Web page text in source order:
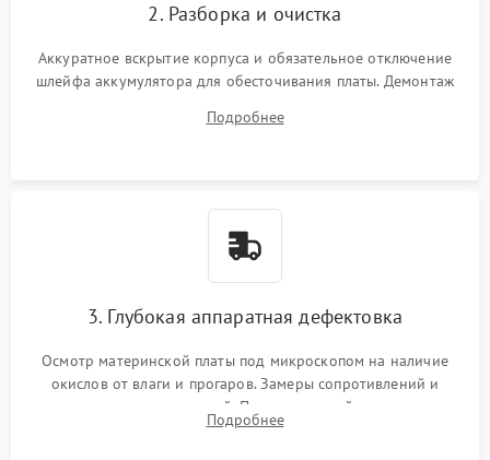
2. Разборка и очистка
Аккуратное вскрытие корпуса и обязательное отключение
шлейфа аккумулятора для обесточивания платы. Демонтаж
высохшей термопасты с кристаллов чипов.
Подробнее
3. Глубокая аппаратная дефектовка
Осмотр материнской платы под микроскопом на наличие
окислов от влаги и прогаров. Замеры сопротивлений и
дежурных напряжений. Проверка цепей питания,
мультиконтроллера, процессора и видеочипа.
Подробнее